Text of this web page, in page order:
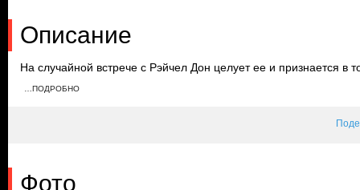
Описание
На случайной встрече с Рэйчел Дон целует ее и признается в
устраивают вечеринку в честь ее дня рождения. Соседка Бэтти
…ПОДРОБНО
Фото